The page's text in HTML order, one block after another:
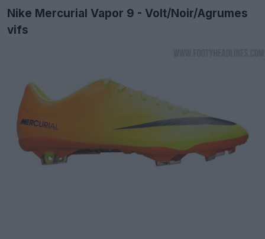
Nike Mercurial Vapor 9 - Volt/Noir/Agrumes
vifs